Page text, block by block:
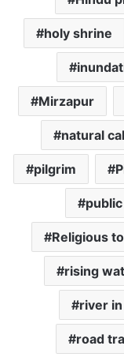
holy shrine
Mirzapur
natural
pilgrim
Religious
rising
river
road